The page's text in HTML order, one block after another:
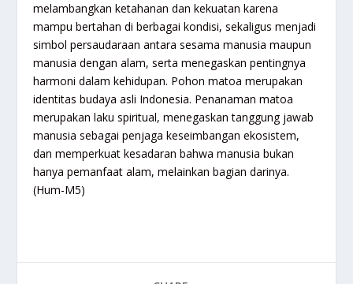
melambangkan ketahanan dan kekuatan karena
mampu bertahan di berbagai kondisi, sekaligus menjadi
simbol persaudaraan antara sesama manusia maupun
manusia dengan alam, serta menegaskan pentingnya
harmoni dalam kehidupan. Pohon matoa merupakan
identitas budaya asli Indonesia. Penanaman matoa
merupakan laku spiritual, menegaskan tanggung jawab
manusia sebagai penjaga keseimbangan ekosistem,
dan memperkuat kesadaran bahwa manusia bukan
hanya pemanfaat alam, melainkan bagian darinya.
(Hum-M5)